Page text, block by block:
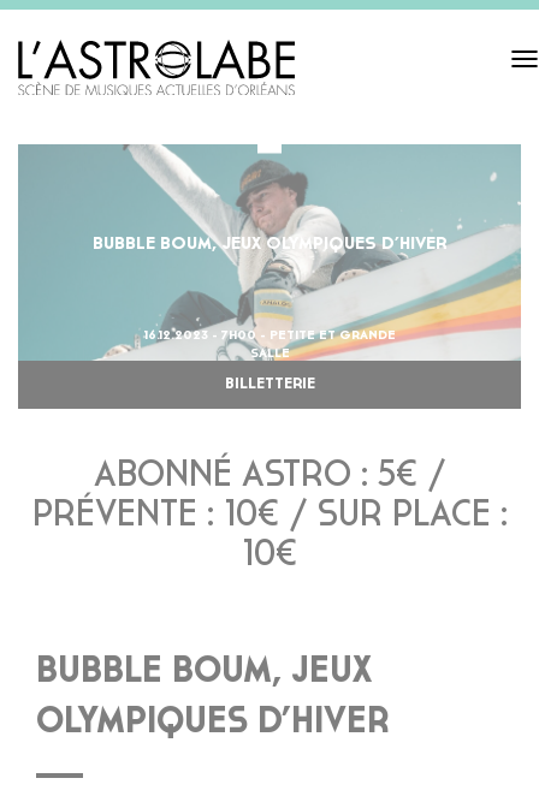
BUBBLE BOUM, JEUX OLYMPIQUES D’HIVER
16.12.2023 - 7H00 - PETITE ET GRANDE
SALLE
BILLETTERIE
ABONNÉ ASTRO : 5€ /
PRÉVENTE : 10€ / SUR PLACE :
10€
BUBBLE BOUM, JEUX
OLYMPIQUES D’HIVER